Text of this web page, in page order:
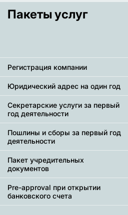
Пакеты услуг
Регистрация компании
Юридический адрес на один год
Секретарские услуги за первый
год деятельности
Пошлины и сборы за первый год
деятельности
Пакет учредительных
документов
Pre-approval при открытии
банковского счета